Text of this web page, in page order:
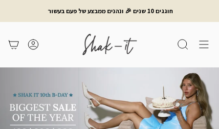
חוגגים 10 שנים 🎉 ונהנים ממבצע של פעם בעשור
חיפוש משתמש